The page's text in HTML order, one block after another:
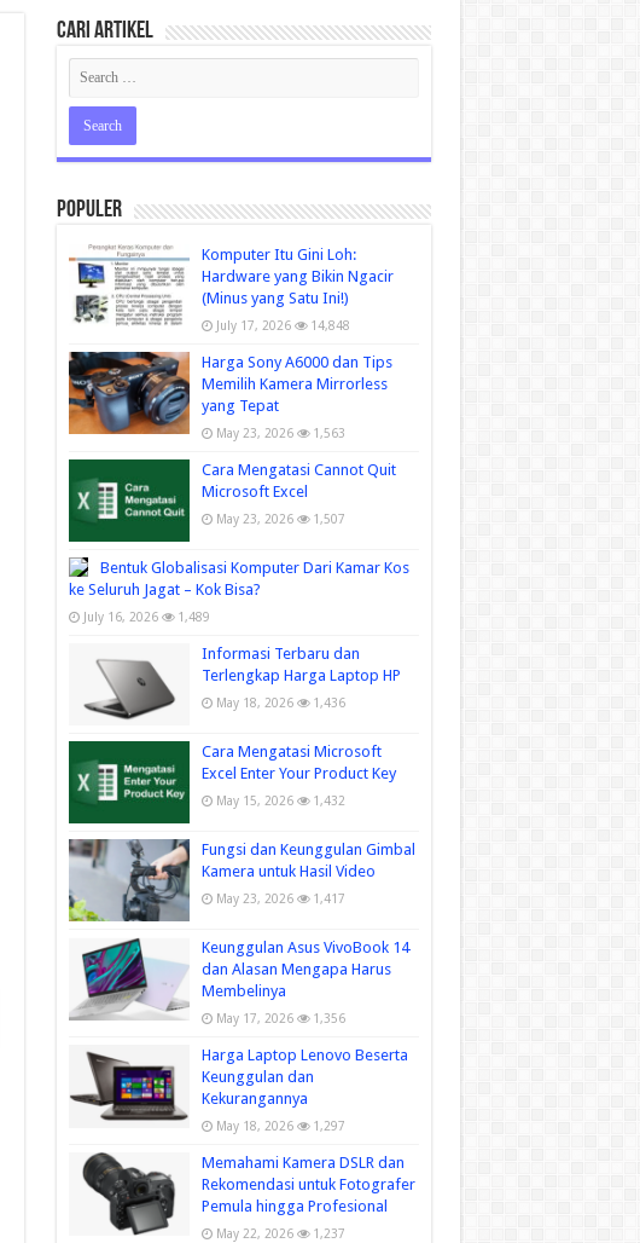
Cari Artikel
Populer
Komputer Itu Gini Loh:
Hardware yang Bikin Ngacir
(Minus yang Satu Ini!)
July 17, 2026 14,848
Harga Sony A6000 dan Tips
Memilih Kamera Mirrorless
yang Tepat
May 23, 2026 1,563
Cara Mengatasi Cannot Quit
Microsoft Excel
May 23, 2026 1,507
Bentuk Globalisasi Komputer Dari Kamar Kos
ke Seluruh Jagat – Kok Bisa?
July 16, 2026 1,489
Informasi Terbaru dan
Terlengkap Harga Laptop HP
May 18, 2026 1,436
Cara Mengatasi Microsoft
Excel Enter Your Product Key
May 15, 2026 1,432
Fungsi dan Keunggulan Gimbal
Kamera untuk Hasil Video
May 23, 2026 1,417
Keunggulan Asus VivoBook 14
dan Alasan Mengapa Harus
Membelinya
May 17, 2026 1,356
Harga Laptop Lenovo Beserta
Keunggulan dan
Kekurangannya
May 18, 2026 1,297
Memahami Kamera DSLR dan
Rekomendasi untuk Fotografer
Pemula hingga Profesional
May 22, 2026 1,237